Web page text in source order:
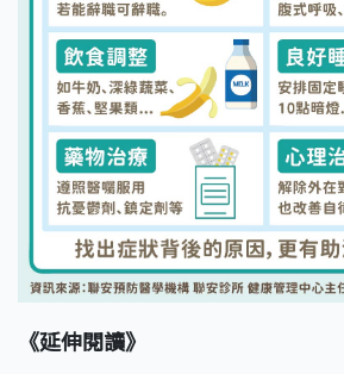
《延伸閱讀》